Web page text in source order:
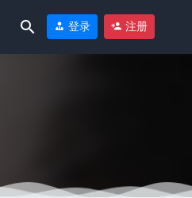
登录 注册